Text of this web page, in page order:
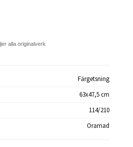
alla originalverk
Färgetsning
63x47,5 cm
114/210
Oramad